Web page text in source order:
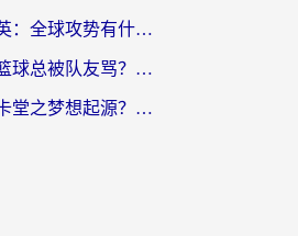
国外玩反恐精英：全球攻势有什么好处？别让延迟毁了你的国服开黑体验
海外党打街头篮球总被队友骂？这款加速器让你丝滑操作不背锅
英国怎么玩皮卡堂之梦想起源？海外党必看的国服游戏加速全攻略